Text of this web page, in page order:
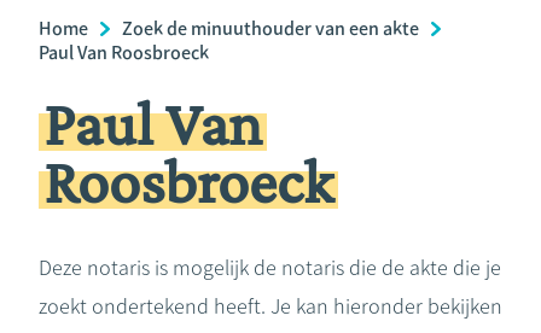
gaanRelatie & samenleven
Erven & schenken
Ondernemen
Rekenmodules
Breadcrumb
Home
Zoek de minuuthouder van een akte
Paul Van Roosbroeck
Paul Van
Roosbroeck
Deze notaris is mogelijk de notaris die de akte die je
zoekt ondertekend heeft. Je kan hieronder bekijken